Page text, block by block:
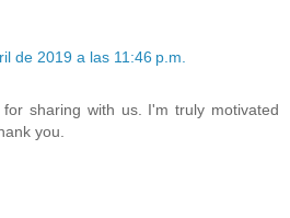
de 2019 a las 11:46 p.m.
for sharing with us. I'm truly motivated
you.